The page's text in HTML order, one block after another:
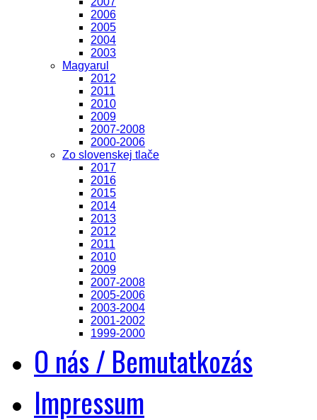
2006
2005
2004
2003
Magyarul
2012
2011
2010
2009
2007-2008
2000-2006
Zo slovenskej tlače
2017
2016
2015
2014
2013
2012
2011
2010
2009
2007-2008
2005-2006
2003-2004
2001-2002
1999-2000
O nás / Bemutatkozás
Impressum